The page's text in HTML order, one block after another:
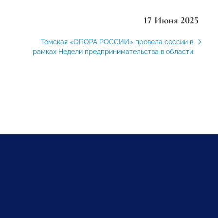
17 Июня 2025
Томская «ОПОРА РОССИИ» провела сессии в
рамках Недели предпринимательства в области